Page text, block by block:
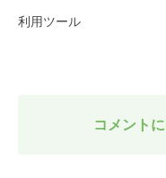
利用ツール
コメント